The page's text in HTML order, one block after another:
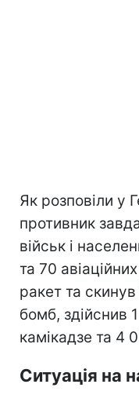
Як розповіли у
противник
військ і
та 70
ракет та
бомб, здійснив
камікадзе та 4
Ситуація на